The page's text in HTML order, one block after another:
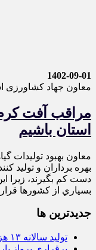
1402-09-01
معاون جهاد کشاورزی
مراقب آفت کرم
استان باشیم
معاون بهبود تولیدات
بهره برداران و تولید
دست کم بگیرند، زیرا
بسياري از كشورها قرار
جديدترين ها
تولید سالانه ۱۳ هزار تن عسل در اردبیل